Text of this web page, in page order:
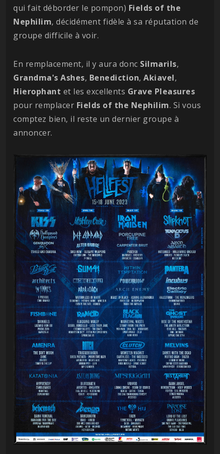
qui fait déborder le pompon) Fields of the
Nephilim, décidément fidèle à sa réputation de
groupe difficile à voir.
En remplacement, il y aura donc Silmarils,
Grandma's Ashes, Benediction, Akiavel,
Hierophant et les excellents Grave Pleasures
pour remplacer Fields of the Nephilim. Si vous
comptez bien, il reste un dernier groupe à
annoncer.